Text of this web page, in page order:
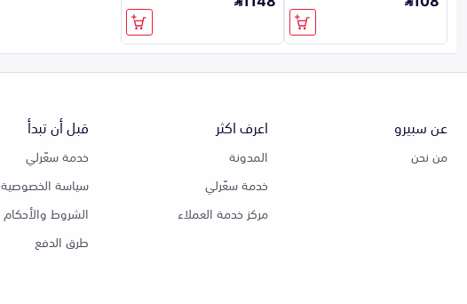
عن سبيرو
من نحن
اعرف اكثر
المدونة
خدمة سعّرلي
مركز خدمة العملاء
قبل أن تبدأ
خدمة سعّرلي
سياسة الخصوصية
الشروط والأحكام
طرق الدفع